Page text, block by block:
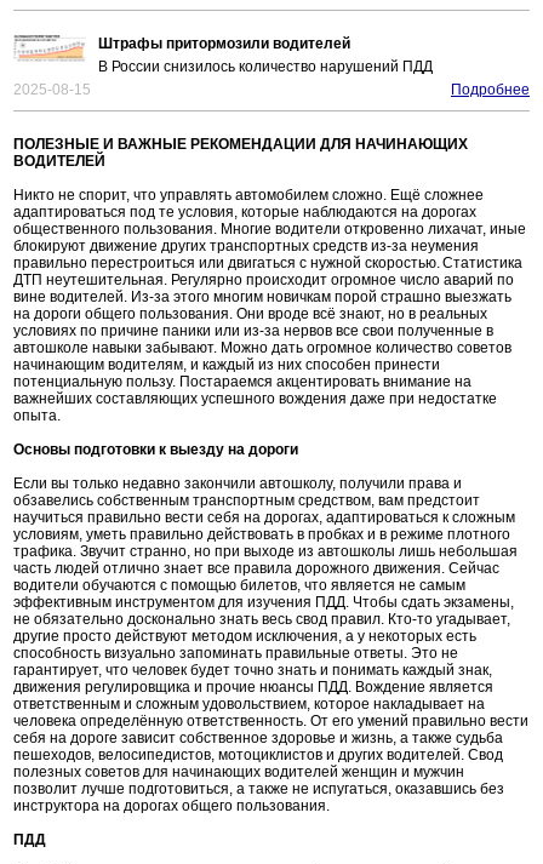
Штрафы притормозили водителей
В России снизилось количество нарушений ПДД
2025-08-15
Подробнее
ПОЛЕЗНЫЕ И ВАЖНЫЕ РЕКОМЕНДАЦИИ ДЛЯ НАЧИНАЮЩИХ
ВОДИТЕЛЕЙ
Никто не спорит, что управлять автомобилем сложно. Ещё сложнее
адаптироваться под те условия, которые наблюдаются на дорогах
общественного пользования. Многие водители откровенно лихачат, иные
блокируют движение других транспортных средств из-за неумения
правильно перестроиться или двигаться с нужной скоростью. Статистика
ДТП неутешительная. Регулярно происходит огромное число аварий по
вине водителей. Из-за этого многим новичкам порой страшно выезжать
на дороги общего пользования. Они вроде всё знают, но в реальных
условиях по причине паники или из-за нервов все свои полученные в
автошколе навыки забывают. Можно дать огромное количество советов
начинающим водителям, и каждый из них способен принести
потенциальную пользу. Постараемся акцентировать внимание на
важнейших составляющих успешного вождения даже при недостатке
опыта.
Основы подготовки к выезду на дороги
Если вы только недавно закончили автошколу, получили права и
обзавелись собственным транспортным средством, вам предстоит
научиться правильно вести себя на дорогах, адаптироваться к сложным
условиям, уметь правильно действовать в пробках и в режиме плотного
трафика. Звучит странно, но при выходе из автошколы лишь небольшая
часть людей отлично знает все правила дорожного движения. Сейчас
водители обучаются с помощью билетов, что является не самым
эффективным инструментом для изучения ПДД. Чтобы сдать экзамены,
не обязательно досконально знать весь свод правил. Кто-то угадывает,
другие просто действуют методом исключения, а у некоторых есть
способность визуально запоминать правильные ответы. Это не
гарантирует, что человек будет точно знать и понимать каждый знак,
движения регулировщика и прочие нюансы ПДД. Вождение является
ответственным и сложным удовольствием, которое накладывает на
человека определённую ответственность. От его умений правильно вести
себя на дороге зависит собственное здоровье и жизнь, а также судьба
пешеходов, велосипедистов, мотоциклистов и других водителей. Свод
полезных советов для начинающих водителей женщин и мужчин
позволит лучше подготовиться, а также не испугаться, оказавшись без
инструктора на дорогах общего пользования.
ПДД